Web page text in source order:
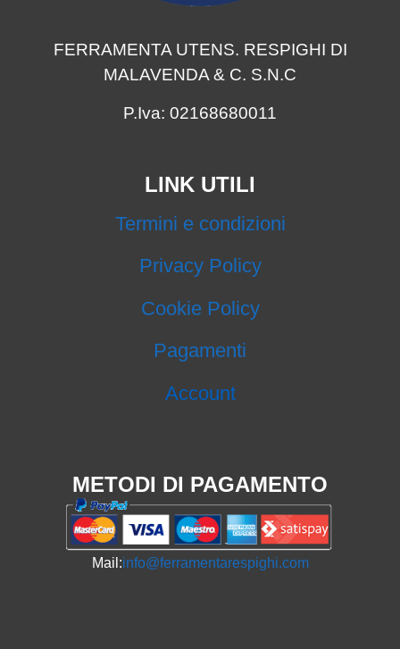
FERRAMENTA UTENS. RESPIGHI DI
MALAVENDA & C. S.N.C
P.Iva: 02168680011
LINK UTILI
Termini e condizioni
Privacy Policy
Cookie Policy
Pagamenti
Account
METODI DI PAGAMENTO
Mail:info@ferramentarespighi.com